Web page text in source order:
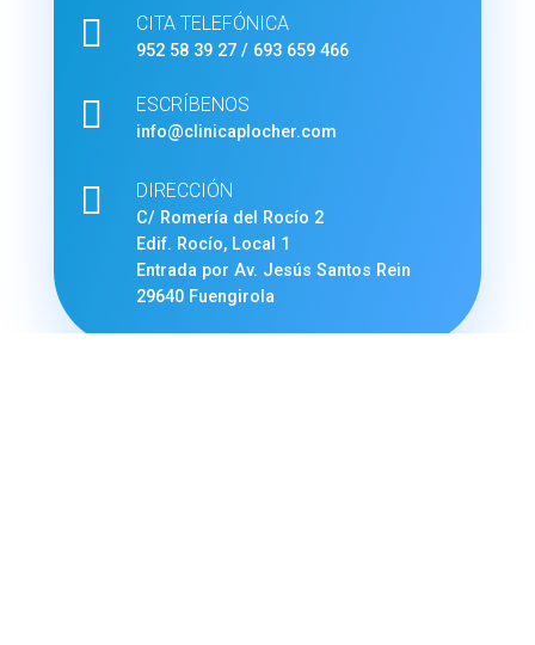
 CITA TELEFÓNICA
952 58 39 27 / 693 659 466
 ESCRÍBENOS
info@clinicaplocher.com
 DIRECCIÓN
C/ Romería del Rocío 2
Edif. Rocío, Local 1
Entrada por Av. Jesús Santos Rein
29640 Fuengirola